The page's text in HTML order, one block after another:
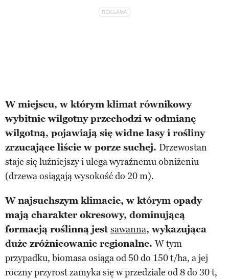
W miejscu, w którym klimat równikowy
wybitnie wilgotny przechodzi w odmianę
wilgotną, pojawiają się widne lasy i rośliny
zrzucające liście w porze suchej. Drzewostan
staje się luźniejszy i ulega wyraźnemu obniżeniu
(drzewa osiągają wysokość do 20 m).
W najsuchszym klimacie, w którym opady
mają charakter okresowy, dominującą
formacją roślinną jest sawanna, wykazująca
duże zróżnicowanie regionalne. W tym
przypadku, biomasa osiąga od 50 do 150 t/ha, a jej
roczny przyrost zamyka się w przedziale od 8 do 30 t,